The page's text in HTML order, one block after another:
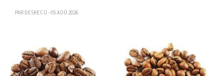
PAR DESKECO - 05 AOÛ 2026